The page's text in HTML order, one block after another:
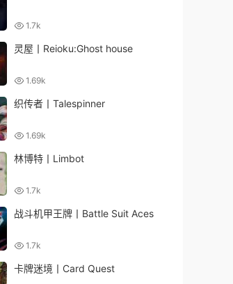
1.7k
灵屋丨Reioku:Ghost house
1.69k
织传者丨Talespinner
1.69k
林博特丨Limbot
1.7k
战斗机甲王牌丨Battle Suit Aces
1.7k
卡牌迷境丨Card Quest